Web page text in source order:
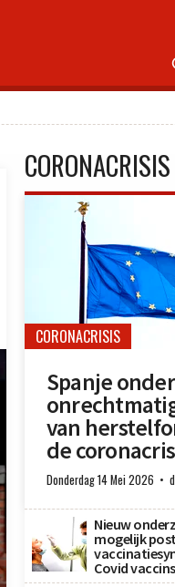
CORONACRISIS
CORONACRISIS
Spanje
van
de
Donderdag 14 Mei 2026
Nieuw
mogelijk
Covid vaccins